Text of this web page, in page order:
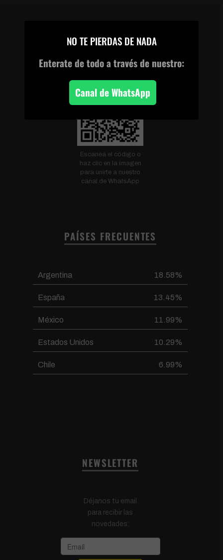
CANAL DE WHATSAPP
Escanea el código o
haz clic en la imagen
para unirte a nuestro
canal de WhatsApp
PAÍSES FRECUENTES
Argentina 18.58%
España 13.45%
México 11.99%
Estados Unidos 10.29%
Chile 6.99%
NEWSLETTER
Déjanos tu email
para recibir las
novedades:
NO TE PIERDAS DE NADA
Enterate de todoa través de nuestro:
Canal de WhatsApp